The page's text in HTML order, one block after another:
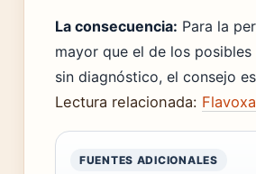
La consecuencia: Para la
mayor que el de los
sin diagnóstico, el consejo
Lectura relacionada:
FUENTES ADICIONALES